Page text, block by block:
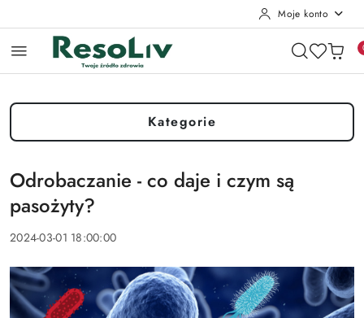
Moje konto
Kategorie
Odrobaczanie - co daje i czym są
pasożyty?
2024-03-01 18:00:00